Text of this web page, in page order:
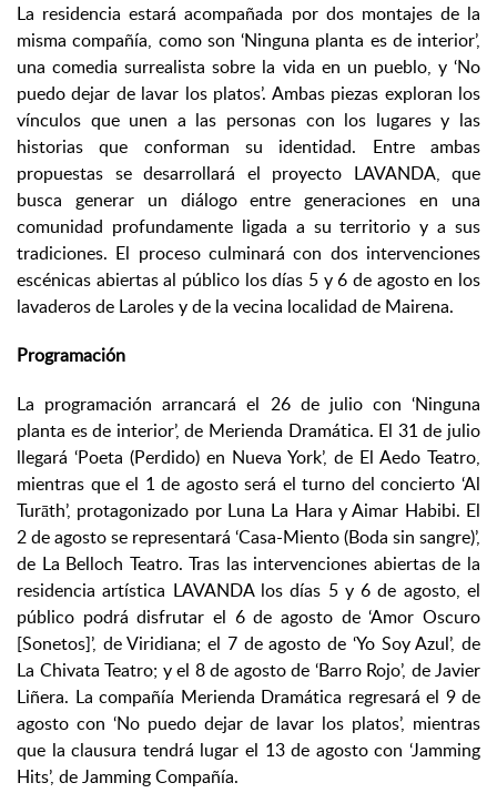
La residencia estará acompañada por dos montajes de la
misma compañía, como son ‘Ninguna planta es de interior’,
una comedia surrealista sobre la vida en un pueblo, y ‘No
puedo dejar de lavar los platos’. Ambas piezas exploran los
vínculos que unen a las personas con los lugares y las
historias que conforman su identidad. Entre ambas
propuestas se desarrollará el proyecto LAVANDA, que
busca generar un diálogo entre generaciones en una
comunidad profundamente ligada a su territorio y a sus
tradiciones. El proceso culminará con dos intervenciones
escénicas abiertas al público los días 5 y 6 de agosto en los
lavaderos de Laroles y de la vecina localidad de Mairena.
Programación
La programación arrancará el 26 de julio con ‘Ninguna
planta es de interior’, de Merienda Dramática. El 31 de julio
llegará ‘Poeta (Perdido) en Nueva York’, de El Aedo Teatro,
mientras que el 1 de agosto será el turno del concierto ‘Al
Turāth’, protagonizado por Luna La Hara y Aimar Habibi. El
2 de agosto se representará ‘Casa-Miento (Boda sin sangre)’,
de La Belloch Teatro. Tras las intervenciones abiertas de la
residencia artística LAVANDA los días 5 y 6 de agosto, el
público podrá disfrutar el 6 de agosto de ‘Amor Oscuro
[Sonetos]’, de Viridiana; el 7 de agosto de ‘Yo Soy Azul’, de
La Chivata Teatro; y el 8 de agosto de ‘Barro Rojo’, de Javier
Liñera. La compañía Merienda Dramática regresará el 9 de
agosto con ‘No puedo dejar de lavar los platos’, mientras
que la clausura tendrá lugar el 13 de agosto con ‘Jamming
Hits’, de Jamming Compañía.